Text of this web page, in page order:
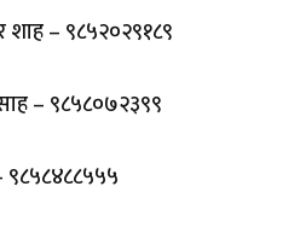
– ९८५२०२९१८९
– ९८५८०७२३९९
९८५८४८८५५५